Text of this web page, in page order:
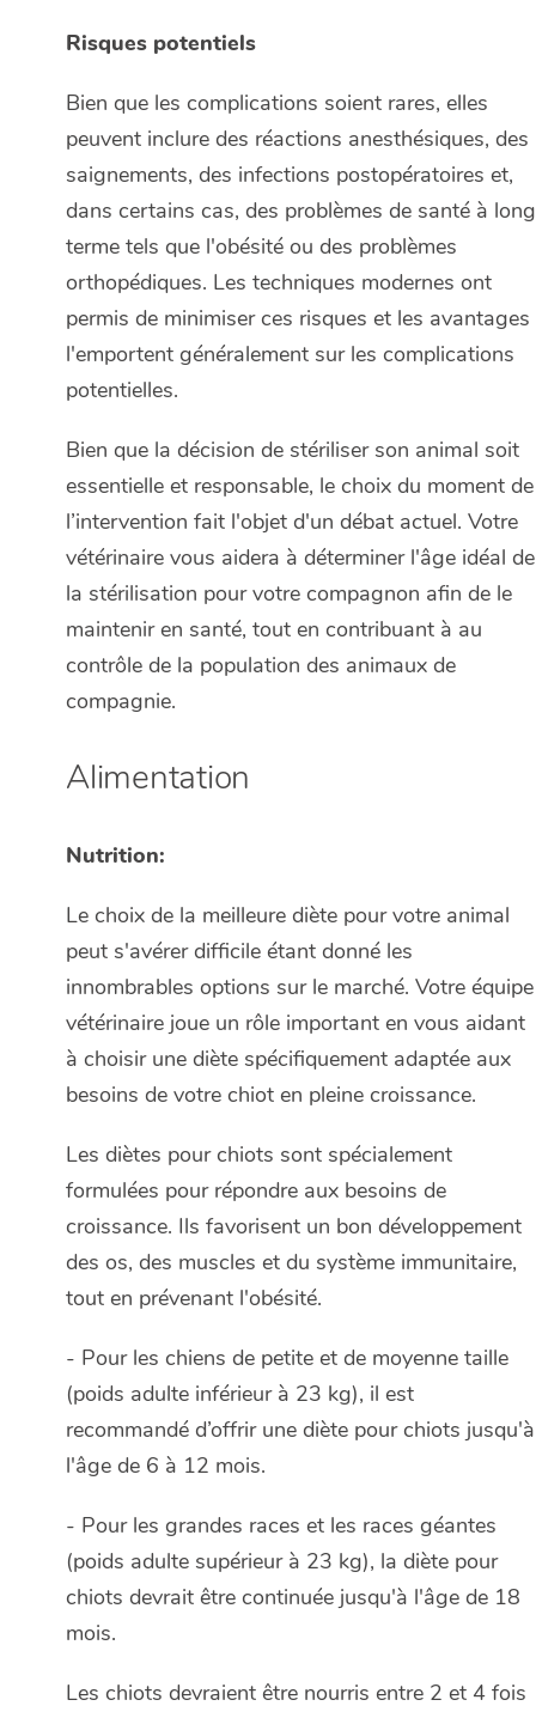
Risques potentiels
Bien que les complications soient rares, elles
peuvent inclure des réactions anesthésiques, des
saignements, des infections postopératoires et,
dans certains cas, des problèmes de santé à long
terme tels que l'obésité ou des problèmes
orthopédiques. Les techniques modernes ont
permis de minimiser ces risques et les avantages
l'emportent généralement sur les complications
potentielles.
Bien que la décision de stériliser son animal soit
essentielle et responsable, le choix du moment de
l’intervention fait l'objet d'un débat actuel. Votre
vétérinaire vous aidera à déterminer l'âge idéal de
la stérilisation pour votre compagnon afin de le
maintenir en santé, tout en contribuant à au
contrôle de la population des animaux de
compagnie.
Alimentation
Nutrition:
Le choix de la meilleure diète pour votre animal
peut s'avérer difficile étant donné les
innombrables options sur le marché. Votre équipe
vétérinaire joue un rôle important en vous aidant
à choisir une diète spécifiquement adaptée aux
besoins de votre chiot en pleine croissance.
Les diètes pour chiots sont spécialement
formulées pour répondre aux besoins de
croissance. Ils favorisent un bon développement
des os, des muscles et du système immunitaire,
tout en prévenant l'obésité.
- Pour les chiens de petite et de moyenne taille
(poids adulte inférieur à 23 kg), il est
recommandé d’offrir une diète pour chiots jusqu'à
l'âge de 6 à 12 mois.
- Pour les grandes races et les races géantes
(poids adulte supérieur à 23 kg), la diète pour
chiots devrait être continuée jusqu'à l'âge de 18
mois.
Les chiots devraient être nourris entre 2 et 4 fois